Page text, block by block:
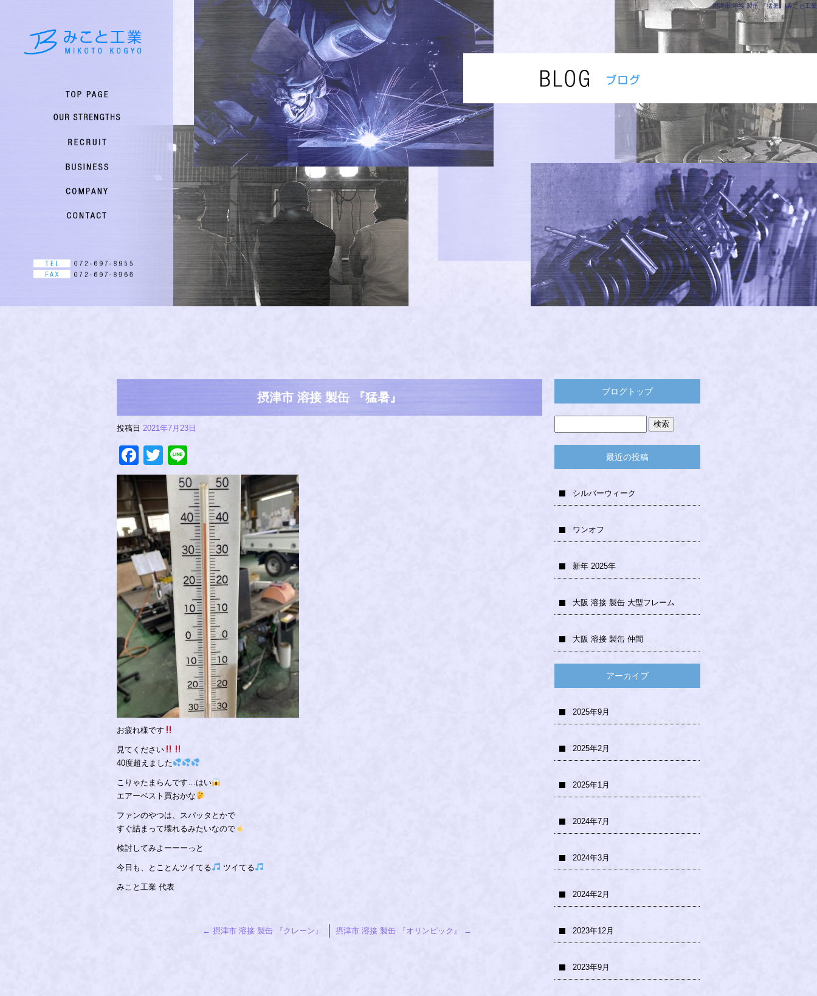
摂津市 溶接 製缶 『猛暑』|みこと工業
摂津市 溶接 製缶 『猛暑』
投稿日 2021年7月23日
Facebook
Twitter
お疲れ様です
見てください
40度超えました
こりゃたまらんです…はい
エアーベスト買おかな
ファンのやつは、スパッタとかで
すぐ詰まって壊れるみたいなので
検討してみよーーーっと
今日も、とことんツイてる ツイてる
みこと工業 代表
← 摂津市 溶接 製缶 『クレーン』 摂津市 溶接 製缶 『オリンピック』 →
ブログトップ
最近の投稿
シルバーウィーク
ワンオフ
新年 2025年
大阪 溶接 製缶 大型フレーム
大阪 溶接 製缶 仲間
アーカイブ
2025年9月
2025年2月
2025年1月
2024年7月
2024年3月
2024年2月
2023年12月
2023年9月